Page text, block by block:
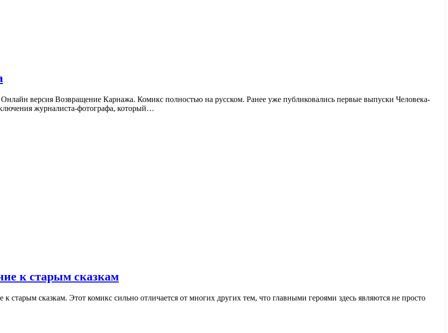
версия Возвращение Карнажа. Комикс полностью на русском. Ранее уже публиковались первые выпуски Человека-
журналиста-фотографа, который…
к старым сказкам
сказкам. Этот комикс сильно отличается от многих других тем, что главными героями здесь являются не просто